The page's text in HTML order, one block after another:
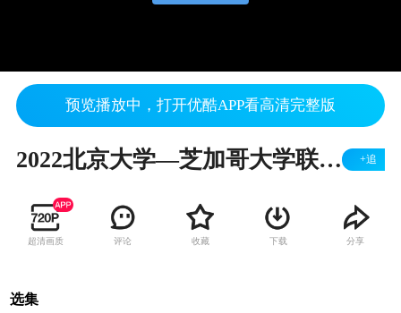
预览播放中，打开优酷APP看高清完整版
2022北京大学—芝加哥大学联合论坛（分论坛2） +追
超清画质 评论 收藏 下载 分享
选集